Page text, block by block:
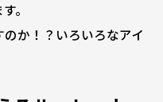
。
か！？いろいろなアイ